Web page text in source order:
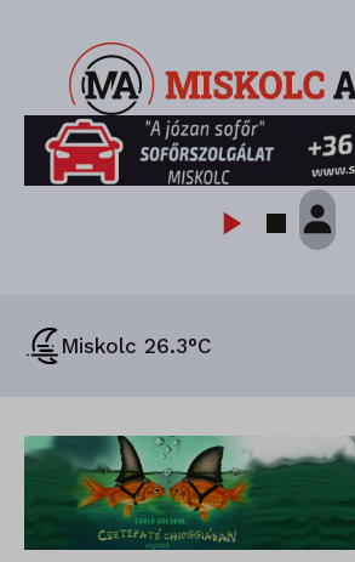
Miskolc 26.3°C